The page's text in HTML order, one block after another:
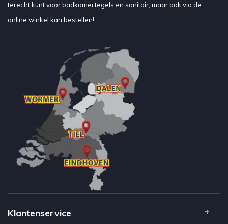
terecht kunt voor badkamertegels en sanitair, maar ook via de
online winkel kan bestellen!
Klantenservice